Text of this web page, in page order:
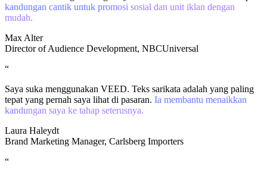
kandungan cantik untuk promosi sosial dan unit iklan dengan
mudah.
Max Alter
Director of Audience Development, NBCUniversal
“
Saya suka menggunakan VEED. Teks sarikata adalah yang paling
tepat yang pernah saya lihat di pasaran. Ia membantu menaikkan
kandungan saya ke tahap seterusnya.
Laura Haleydt
Brand Marketing Manager, Carlsberg Importers
“